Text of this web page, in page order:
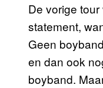
De vorige
statement,
Geen
en dan ook
boyband.